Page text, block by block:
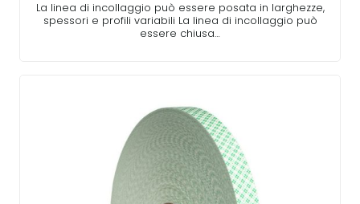
La linea di incollaggio può essere posata in larghezze,
spessori e profili variabili La linea di incollaggio può
essere chiusa…